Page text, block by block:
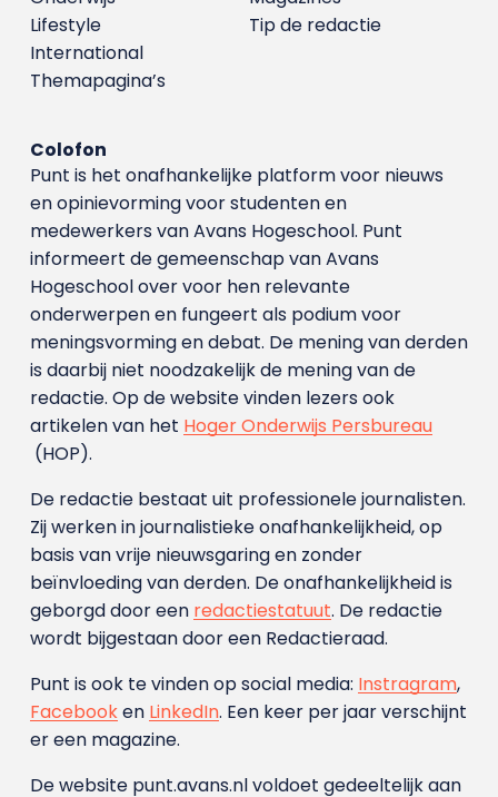
Tip de redactie
Lifestyle
International
Themapagina’s
Colofon
Punt is het onafhankelijke platform voor nieuws
en opinievorming voor studenten en
medewerkers van Avans Hoge­school. Punt
informeert de gemeenschap van Avans
Hogeschool over voor hen relevante
onderwerpen en fungeert als podium voor
meningsvorming en debat. De mening van derden
is daarbij niet noodzakelijk de mening van de
redactie. Op de website vinden lezers ook
artikelen van het Hoger Onderwijs Persbureau
(HOP).
De redactie bestaat uit professionele journalisten.
Zij werken in journalistieke onafhankelijkheid, op
basis van vrije nieuwsgaring en zonder
beïnvloeding van derden. De onafhankelijkheid is
geborgd door een redactiestatuut. De redactie
wordt bijgestaan door een Redactieraad.
Punt is ook te vinden op social media: Instragram,
Facebooken LinkedIn. Een keer per jaar verschijnt
er een magazine.
De website punt.avans.nl voldoet gedeeltelijk aan